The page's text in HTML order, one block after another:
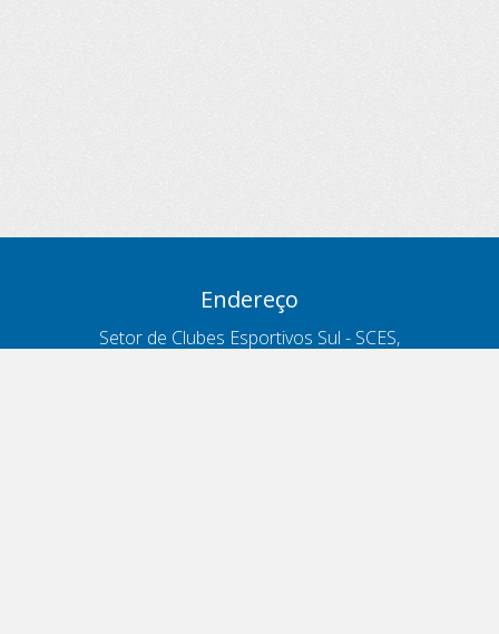
Endereço
Setor de Clubes Esportivos Sul - SCES,